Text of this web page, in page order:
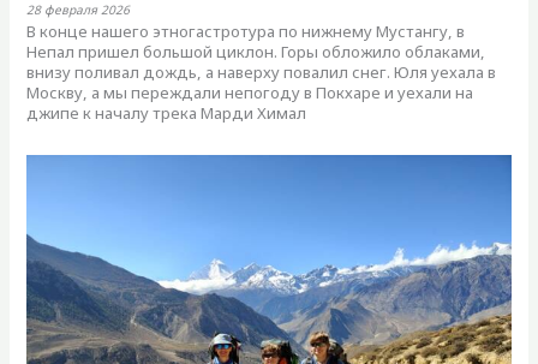
28 февраля 2026
В конце нашего этногастротура по нижнему Мустангу, в
Непал пришел большой циклон. Горы обложило облаками,
внизу поливал дождь, а наверху повалил снег. Юля уехала в
Москву, а мы переждали непогоду в Покхаре и уехали на
джипе к началу трека Марди Химал